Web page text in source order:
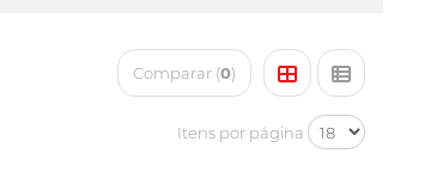
Comparar (0)
Itens por página